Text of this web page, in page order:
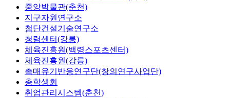
중앙박물관(춘천)
지구자원연구소
첨단건설기술연구소
청렴센터(강릉)
체육진흥원(백령스포츠센터)
체육진흥원(강릉)
촉매유기반응연구단(창의연구사업단)
총학생회
취업관리시스템(춘천)